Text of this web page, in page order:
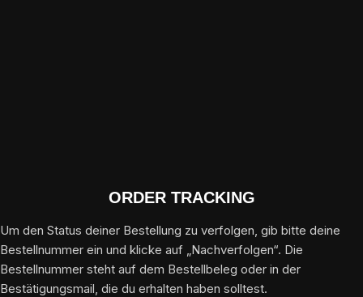
ORDER TRACKING
Um den Status deiner Bestellung zu verfolgen, gib bitte deine
Bestellnummer ein und klicke auf „Nachverfolgen“. Die
Bestellnummer steht auf dem Bestellbeleg oder in der
Bestätigungsmail, die du erhalten haben solltest.